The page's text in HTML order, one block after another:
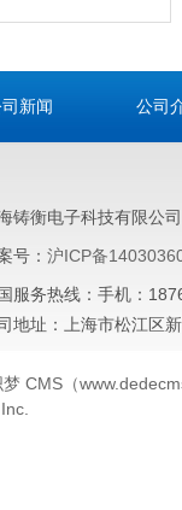
新闻 公司
海铸衡电子科技有限公
号： 沪ICP备
服务热线：手机：
地址：上海市松江区
CMS（